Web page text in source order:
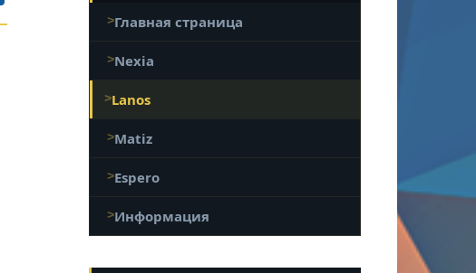
Главная страница
Nexia
Lanos
Matiz
Espero
Информация